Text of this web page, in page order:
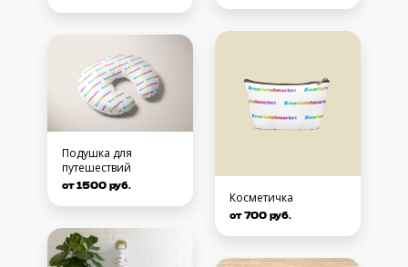
Подушка для
путешествий
от 1500 руб.
Косметичка
от 700 руб.